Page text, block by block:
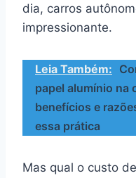
dia, carros
impressionante.
Leia Também:
papel alumínio na
benefícios e
essa prática
Mas qual o custo